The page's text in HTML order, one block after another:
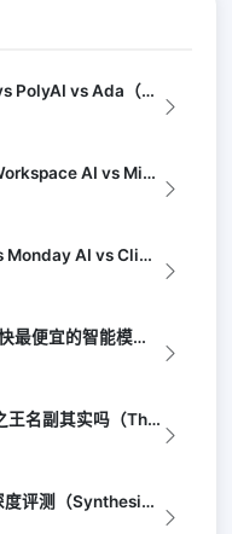
AI全渠道客服评测：Forethought vs PolyAI vs Ada（G...
AI生产力套件终极对比：Google Workspace AI vs Micro...
AI项目管理工具评测：Asana AI vs Monday AI vs Clic...
Anthropic Claude Haiku评测：最快最便宜的智能模型（Late...
Claude Opus 4.7全面测评：编程之王名副其实吗（The Verge）
2026年12款真正值得用的AI工具深度评测（Synthesia评选）